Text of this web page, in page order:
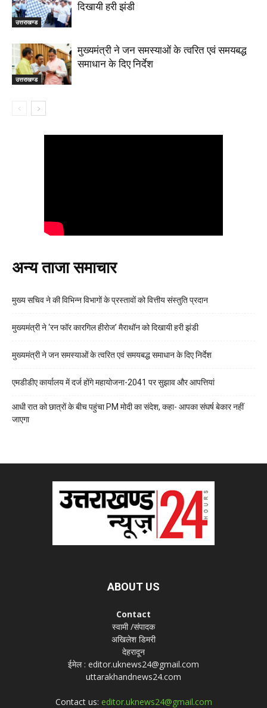
उत्तराखण्ड
दिखायी हरी झंडी
उत्तराखण्ड
मुख्यमंत्री ने जन समस्याओं के त्वरित एवं समयबद्ध
समाधान के दिए निर्देश
अन्य ताजा समाचार
मुख्य सचिव ने की विभिन्न विभागों के प्रस्तावों को वित्तीय संस्तुति प्रदान
मुख्यमंत्री ने ‘रन फॉर कारगिल हीरोज’ मैराथॉन को दिखायी हरी झंडी
मुख्यमंत्री ने जन समस्याओं के त्वरित एवं समयबद्ध समाधान के दिए निर्देश
एमडीडीए कार्यालय में दर्ज होंगे महायोजना-2041 पर सुझाव और आपत्तियां
आधी रात को छात्रों के बीच पहुंचा PM मोदी का संदेश, कहा- आपका संघर्ष बेकार नहीं
जाएगा
ABOUT US
Contact
स्वामी /संपादक
अखिलेश डिमरी
देहरादून
ईमेल : editor.uknews24@gmail.com
uttarakhandnews24.com
Contact us: editor.uknews24@gmail.com